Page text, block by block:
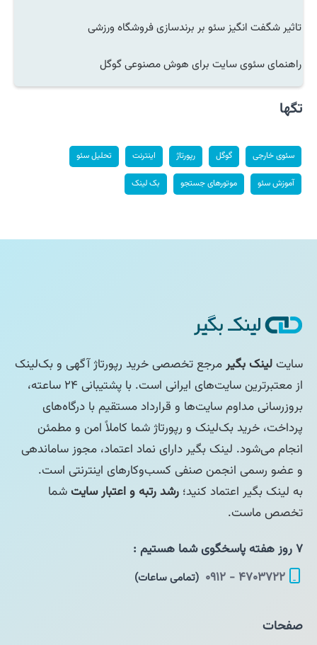
تاثیر شگفت انگیز سئو بر برندسازی فروشگاه ورزشی
راهنمای سئوی سایت برای هوش مصنوعی گوگل
تگها
سئوی خارجی گوگل رپورتاژ اینترنت تحلیل سئو
آموزش سئو موتورهای جستجو بک لینک
سایتلینک بگیرمرجع تخصصی خرید رپورتاژ آگهی و بک‌لینک
از معتبرترین سایت‌های ایرانی است. با پشتیبانی ۲۴ ساعته،
بروزرسانی مداوم سایت‌ها و قرارداد مستقیم با درگاه‌های
پرداخت، خرید بک‌لینک و رپورتاژ شما کاملاً امن و مطمئن
انجام می‌شود. لینک بگیر دارای نماد اعتماد، مجوز ساماندهی
و عضو رسمی انجمن صنفی کسب‌وکارهای اینترنتی است.
به لینک بگیر اعتماد کنید؛ رشد رتبه و اعتبار سایتشما
تخصص ماست.
۷ روز هفته پاسخگوی شما هستیم :
۴۷۰۳۷۲۲ - ۰۹۱۲
(تمامی ساعات)
صفحات